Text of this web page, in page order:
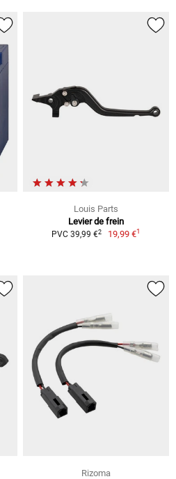
Louis Parts
Levier de frein
PVC 39,99 €2 19,99 €1
Rizoma